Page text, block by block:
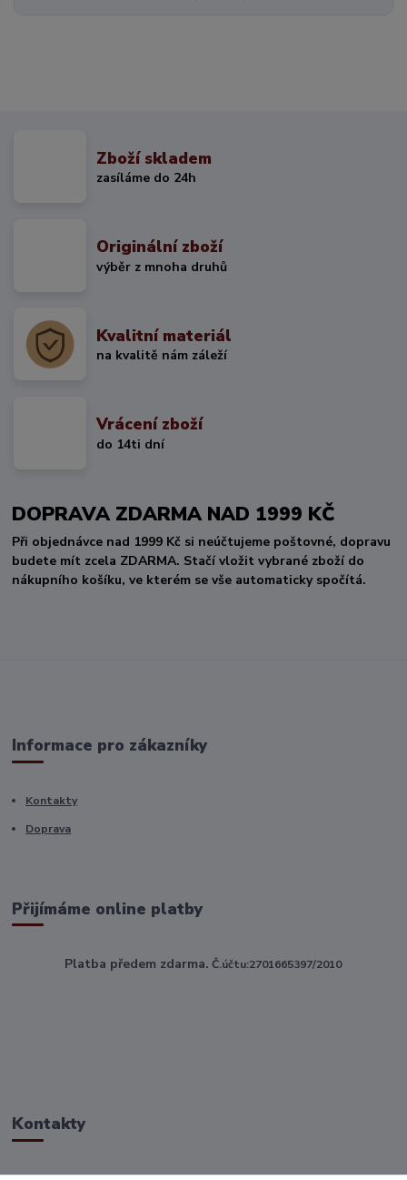
Zboží skladem
zasíláme do 24h
Originální zboží
výběr z mnoha druhů
Kvalitní materiál
na kvalitě nám záleží
Vrácení zboží
do 14ti dní
DOPRAVA ZDARMA NAD 1999 KČ
Při objednávce nad 1999 Kč si neúčtujeme poštovné, dopravu
budete mít zcela ZDARMA. Stačí vložit vybrané zboží do
nákupního košíku, ve kterém se vše automaticky spočítá.
Informace pro zákazníky
Kontakty
Doprava
Přijímáme online platby
Platba předem zdarma. Č.účtu:2701665397/2010
Kontakty